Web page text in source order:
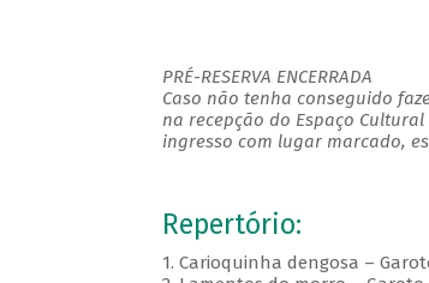
PRÉ-RESERVA ENCERRADA
Caso não tenha conseguido
na recepção do Espaço
ingresso com lugar marcado,
Repertório:
1. Carioquinha dengosa –